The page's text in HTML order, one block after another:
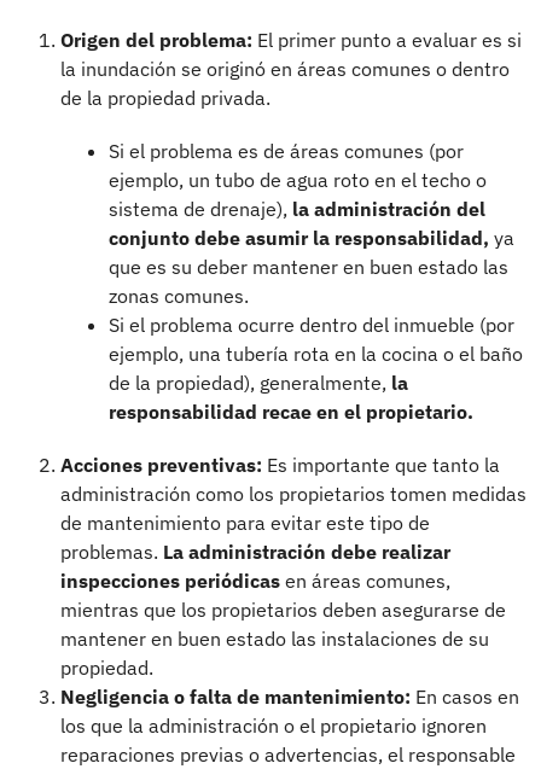
Origen del problema: El primer punto a evaluar es si
la inundación se originó en áreas comunes o dentro
de la propiedad privada.
Si el problema es de áreas comunes (por
ejemplo, un tubo de agua roto en el techo o
sistema de drenaje), la administración del
conjunto debe asumir la responsabilidad, ya
que es su deber mantener en buen estado las
zonas comunes.
Si el problema ocurre dentro del inmueble (por
ejemplo, una tubería rota en la cocina o el baño
de la propiedad), generalmente, la
responsabilidad recae en el propietario.
Acciones preventivas: Es importante que tanto la
administración como los propietarios tomen medidas
de mantenimiento para evitar este tipo de
problemas. La administración debe realizar
inspecciones periódicas en áreas comunes,
mientras que los propietarios deben asegurarse de
mantener en buen estado las instalaciones de su
propiedad.
Negligencia o falta de mantenimiento: En casos en
los que la administración o el propietario ignoren
reparaciones previas o advertencias, el responsable